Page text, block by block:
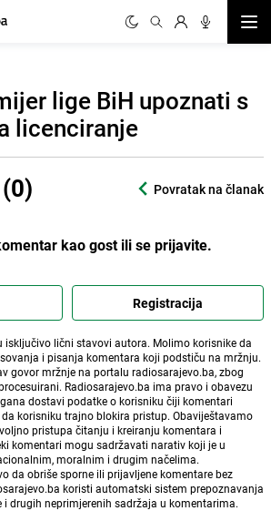
lige BiH upoznati s
licenciranje
Povratak na članak
kao gost ili se prijavite.
Registracija
isključivo lični stavovi autora. Molimo korisnike da
i pisanja komentara koji podstiču na mržnju.
govor mržnje na portalu radiosarajevo.ba, zbog
Radiosarajevo.ba ima pravo i obavezu
dostavi podatke o korisniku čiji komentari
korisniku trajno blokira pristup. Obaviještavamo
pristupa čitanju i kreiranju komentara i
komentari mogu sadržavati narativ koji je u
moralnim i drugim načelima.
da obriše sporne ili prijavljene komentare bez
koristi automatski sistem prepoznavanja
drugih neprimjerenih sadržaja u komentarima.